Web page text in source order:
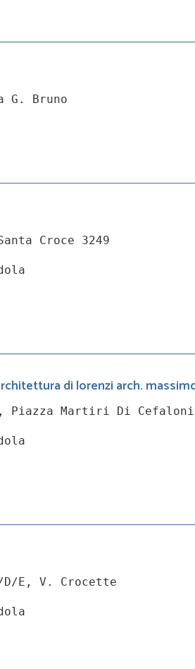
G. Bruno
Croce 3249
di lorenzi arch.
Piazza Martiri Di
E, V. Crocette